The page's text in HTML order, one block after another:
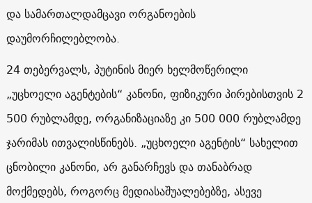
და სამართალდამცავი ორგანოების
დაუმორჩილებლობა.
24 თებერვალს, პუტინის მიერ ხელმოწერილი
„უცხოელი აგენტების“ კანონი, ფიზიკური პირებისთვის 2
500 რუბლამდე, ორგანიზაციაზე კი 500 000 რუბლამდე
ჯარიმას ითვალისწინებს. „უცხოელი აგენტის“ სახელით
ცნობილი კანონი, არ განარჩევს და თანაბრად
მოქმედებს, როგორც მედიასაშუალებებზე, ასევე